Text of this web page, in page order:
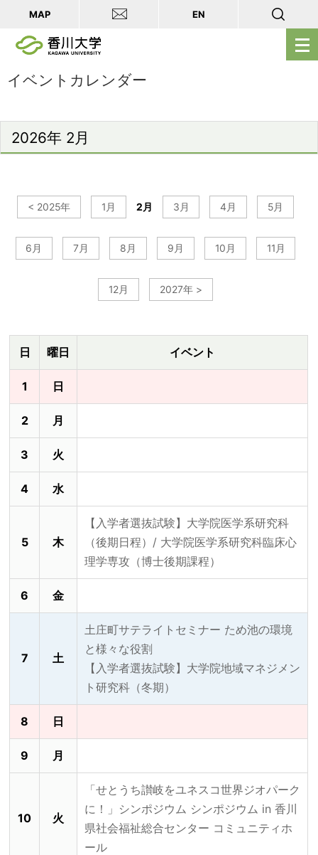
メ
ニ
く
MAP EN
イベントカレンダー
2026年 2月
< 2025年 1月 2月 3月 4月 5月
6月 7月 8月 9月 10月 11月
12月 2027年 >
日 曜日 イベント
1 日
2 月
3 火
4 水
5 木
【入学者選抜試験】大学院医学系研究科
（後期日程）/ 大学院医学系研究科臨床心
理学専攻（博士後期課程）
6 金
7 土
土庄町サテライトセミナー ため池の環境
と様々な役割
【入学者選抜試験】大学院地域マネジメン
ト研究科（冬期）
8 日
9 月
10 火
「せとうち讃岐をユネスコ世界ジオパーク
に！」シンポジウム シンポジウム in 香川
県社会福祉総合センター コミュニティホ
ール